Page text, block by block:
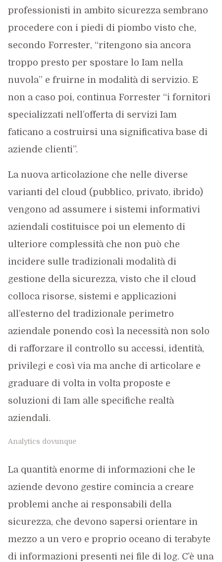
professionisti in ambito sicurezza sembrano
procedere con i piedi di piombo visto che,
secondo Forrester, “ritengono sia ancora
troppo presto per spostare lo Iam nella
nuvola” e fruirne in modalità di servizio. E
non a caso poi, continua Forrester “i fornitori
specializzati nell’offerta di servizi Iam
faticano a costruirsi una significativa base di
aziende clienti”.
La nuova articolazione che nelle diverse
varianti del cloud (pubblico, privato, ibrido)
vengono ad assumere i sistemi informativi
aziendali costituisce poi un elemento di
ulteriore complessità che non può che
incidere sulle tradizionali modalità di
gestione della sicurezza, visto che il cloud
colloca risorse, sistemi e applicazioni
all’esterno del tradizionale perimetro
aziendale ponendo così la necessità non solo
di rafforzare il controllo su accessi, identità,
privilegi e così via ma anche di articolare e
graduare di volta in volta proposte e
soluzioni di Iam alle specifiche realtà
aziendali.
Analytics dovunque
La quantità enorme di informazioni che le
aziende devono gestire comincia a creare
problemi anche ai responsabili della
sicurezza, che devono sapersi orientare in
mezzo a un vero e proprio oceano di terabyte
di informazioni presenti nei file di log. C’è una